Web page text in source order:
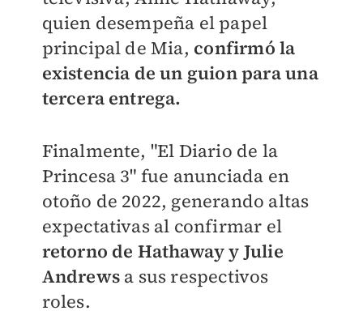
quien desempeña el papel
principal de Mia, confirmó la
existencia de un guion para una
tercera entrega.
Finalmente, "El Diario de la
Princesa 3" fue anunciada en
otoño de 2022, generando altas
expectativas al confirmar el
retorno de Hathaway y Julie
Andrewsa sus respectivos
roles.